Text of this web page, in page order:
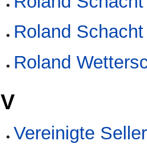
Roland
Roland
V
Vereinigte